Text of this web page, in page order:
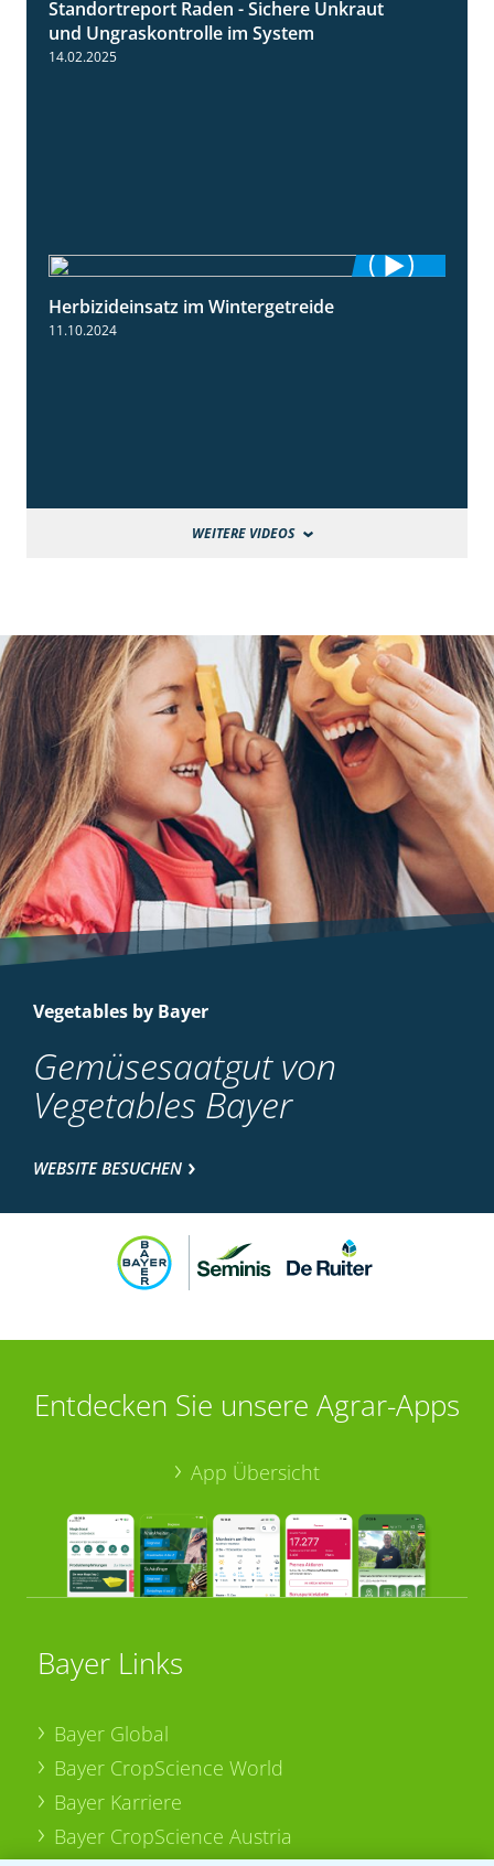
6:44
Standortreport Raden - Sichere Unkraut
und Ungraskontrolle im System
14.02.2025
Herbizideinsatz im Wintergetreide
11.10.2024
WEITERE VIDEOS
Vegetables by Bayer
Gemüsesaatgut von
Vegetables Bayer
WEBSITE BESUCHEN
Entdecken Sie unsere Agrar-Apps
App Übersicht
Bayer Links
Bayer Global
Bayer CropScience World
Bayer Karriere
Bayer CropScience Austria